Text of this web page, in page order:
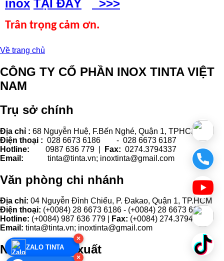
×
ZALO TINTA
×
inox TẠI ĐÂY >>>
Trân trọng cảm ơn.
Về trang chủ
CÔNG TY CỔ PHẦN INOX TINTA VIỆT
NAM
Trụ sở chính
Địa chỉ : 68 Nguyễn Huệ, F.Bến Nghé, Quận 1, TPHCM.
Điện thoại : 028 6673 6186 - 028 6673 6187
Hotline: 0987 636 779 | Fax: 0274.3794337
Email:
tinta@tinta.vn; inoxtinta@gmail.com
Văn phòng chi nhánh
Địa chỉ: 04 Nguyễn Đình Chiểu, P. Đakao, Quận 1, TP.HCM
Điện thoại: (+0084) 28 6673 6186 - (+0084) 28 6673 6187
Hotline: (+0084) 987 636 779 | Fax: (+0084) 274.3794337
Email: tinta@tinta.vn; inoxtinta@gmail.com
Nhà máy sản xuất